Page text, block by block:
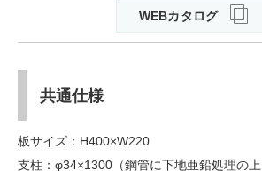
WEBカタログ
共通仕様
板サイズ：H400×W220
支柱：φ34×1300（鋼管に下地亜鉛処理の上